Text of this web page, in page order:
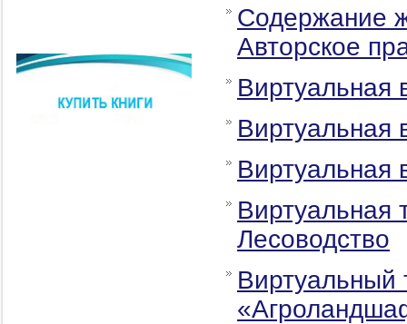
Содержание
Авторское
Виртуальная
Виртуальная
Виртуальная
Виртуальная
Лесоводство
Виртуальный